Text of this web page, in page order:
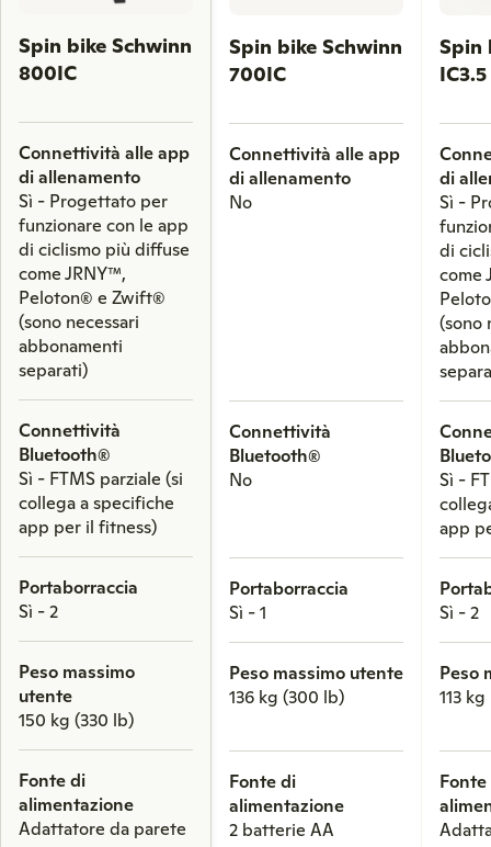
scroll
through
products.
Spin bike Schwinn
800IC
Connettività alle app
di allenamento
Sì - Progettato per
funzionare con le app
di ciclismo più diffuse
come JRNY™,
Peloton® e Zwift®
(sono necessari
abbonamenti
separati)
Connettività
Bluetooth®
Sì - FTMS parziale (si
collega a specifiche
app per il fitness)
Portaborraccia
Sì - 2
Peso massimo
utente
150 kg (330 lb)
Fonte di
alimentazione
Adattatore da parete
Spin bike Schwinn
700IC
Connettività alle app
di allenamento
No
Connettività
Bluetooth®
No
Portaborraccia
Sì - 1
Peso massimo utente
136 kg (300 lb)
Fonte di
alimentazione
2 batterie AA
Spin
IC3.5
di
Sì -
di
come
(sono
Sì -
app
Sì - 2
Peso
113 kg